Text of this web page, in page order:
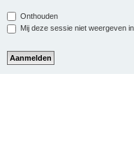
Onthouden
Mij deze sessie niet weergeven